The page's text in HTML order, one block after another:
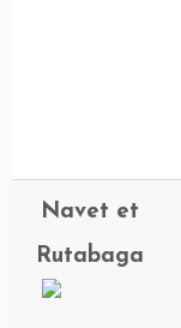
Navet et
Rutabaga